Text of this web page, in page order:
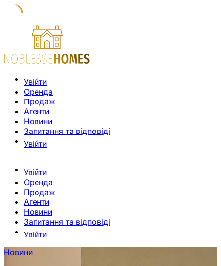
Увійти
Оренда
Продаж
Агенти
Новини
Запитання та відповіді
Увійти
Увійти
Оренда
Продаж
Агенти
Новини
Запитання та відповіді
Увійти
Новини